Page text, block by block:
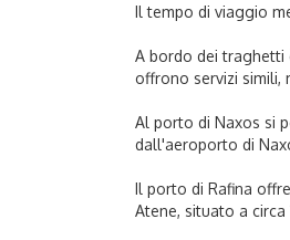
Il tempo di viaggio
A bordo dei traghetti
offrono servizi simili,
Al porto di Naxos si
dall'aeroporto di
Il porto di Rafina
Atene, situato a